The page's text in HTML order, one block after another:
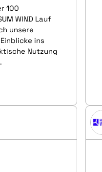
100
WIND Lauf
unsere
ins
Nutzung